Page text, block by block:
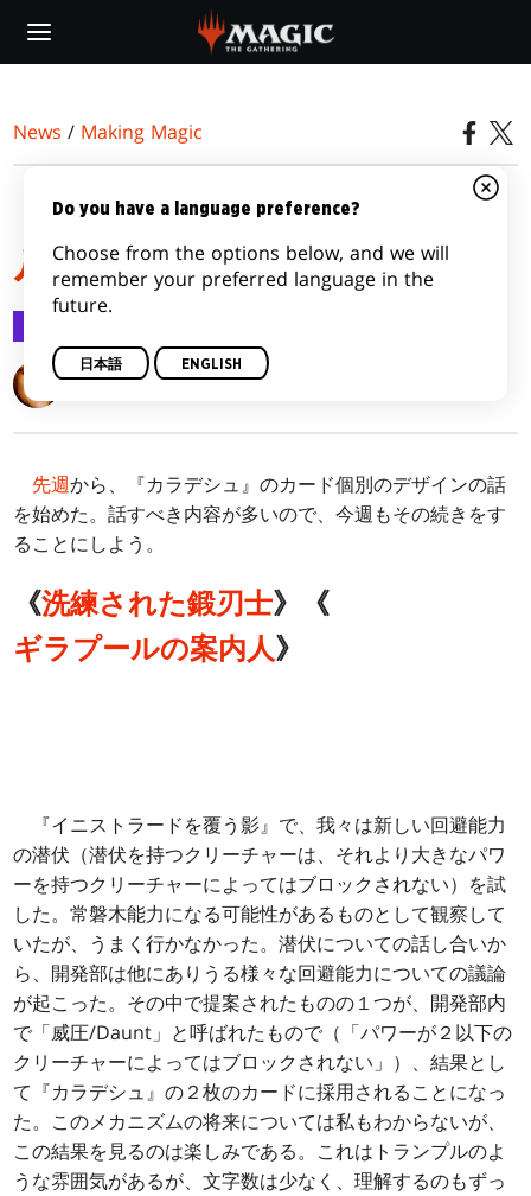
main
News / Making Magic
「賭けてみるか、エーテ
ルパンク？」 その２
Mark Rosewater
先週から、『カラデシュ』のカード個別のデザインの話
を始めた。話すべき内容が多いので、今週もその続きをす
ることにしよう。
《洗練された鍛刃士》《
ギラプールの案内人》
『イニストラードを覆う影』で、我々は新しい回避能力
の潜伏（潜伏を持つクリーチャーは、それより大きなパワ
ーを持つクリーチャーによってはブロックされない）を試
した。常磐木能力になる可能性があるものとして観察して
いたが、うまく行かなかった。潜伏についての話し合いか
ら、開発部は他にありうる様々な回避能力についての議論
が起こった。その中で提案されたものの１つが、開発部内
で「威圧/Daunt」と呼ばれたもので（「パワーが２以下の
クリーチャーによってはブロックされない」）、結果とし
て『カラデシュ』の２枚のカードに採用されることになっ
た。このメカニズムの将来については私もわからないが、
この結果を見るのは楽しみである。これはトランプルのよ
うな雰囲気があるが、文字数は少なく、理解するのもずっ
Do you have a language preference?
Choose from the options below, and we will
remember your preferred language in the
future.
日本語 ENGLISH